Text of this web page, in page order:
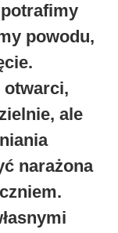
powodu,
otwarci,
ale
narażona